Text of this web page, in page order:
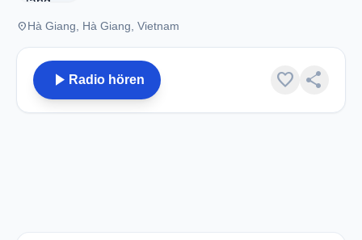
placeHà Giang, Hà Giang, Vietnam
play_arrow Radio hören favorite share